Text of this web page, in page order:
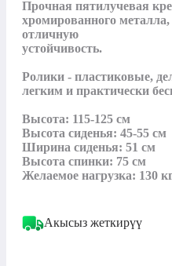
Прочная пятилучевая
хромированного
отличную
устойчивость.
Ролики - пластиковые,
легким и практически
Высота: 115-125 см
Высота сиденья: 45-55 см
Ширина сиденья: 51 см
Высота спинки: 75 см
Желаемое нагрузка: 130
Акысыз жеткирүү